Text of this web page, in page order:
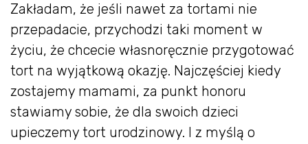
Zakładam, że jeśli nawet za tortami nie
przepadacie, przychodzi taki moment w
życiu, że chcecie własnoręcznie przygotować
tort na wyjątkową okazję. Najczęściej kiedy
zostajemy mamami, za punkt honoru
stawiamy sobie, że dla swoich dzieci
upieczemy tort urodzinowy. I z myślą o